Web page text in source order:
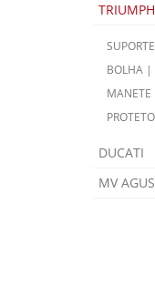
TRIUMPH
BOLHA |
MANETE
DUCATI
MV